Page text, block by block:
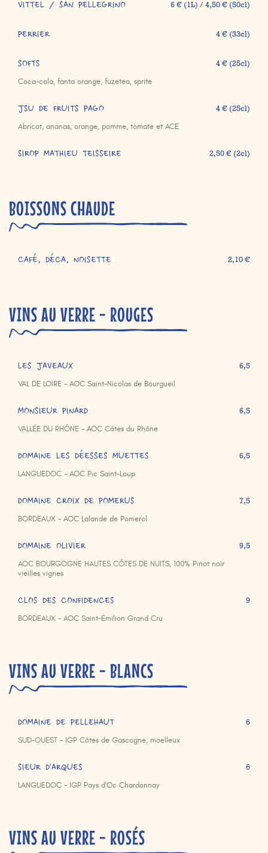
VITTEL / SAN PELLEGRINO 6 € (1L) / 4,50 € (50cl)
PERRIER 4 € (33cl)
SOFTS
Coca-cola, fanta orange, fuzetea, sprite
4 € (25cl)
JSU DE FRUITS PAGO
Abricot, ananas, orange, pomme, tomate et ACE
4 € (25cl)
SIROP MATHIEU TEISSEIRE 2,50 € (2cl)
BOISSONS CHAUDE
CAFÉ, DÉCA, NOISETTE 2,10 €
VINS AU VERRE - ROUGES
LES JAVEAUX
VAL DE LOIRE - AOC Saint-Nicolas de Bourgueil
6,5
MONSIEUR PINARD
VALLÉE DU RHÔNE - AOC Côtes du Rhône
6,5
DOMAINE LES DÉESSES MUETTES
LANGUEDOC - AOC Pic Saint-Loup
6,5
DOMAINE CROIX DE POMERUS
BORDEAUX - AOC Lalande de Pomerol
7,5
DOMAINE OLIVIER
AOC BOURGOGNE HAUTES CÔTES DE NUITS, 100% Pinot noir
vieilles vignes
9,5
CLOS DES CONFIDENCES
BORDEAUX - AOC Saint-Émilion Grand Cru
9
VINS AU VERRE - BLANCS
DOMAINE DE PELLEHAUT
SUD-OUEST - IGP Côtes de Gascogne, moelleux
6
SIEUR D'ARQUES
LANGUEDOC - IGP Pays d'Oc Chardonnay
6
VINS AU VERRE - ROSÉS